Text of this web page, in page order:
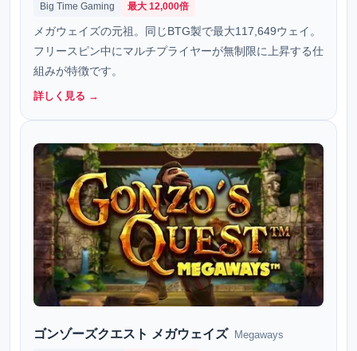
Big Time Gaming 最大 12,000倍
メガウェイズの元祖。同じBTG製で最大117,649ウェイ。
フリースピン中にマルチプライヤーが無制限に上昇する仕
組みが特徴です。
詳しく見る →
ゴンゾーズクエスト メガウェイズ Megaways